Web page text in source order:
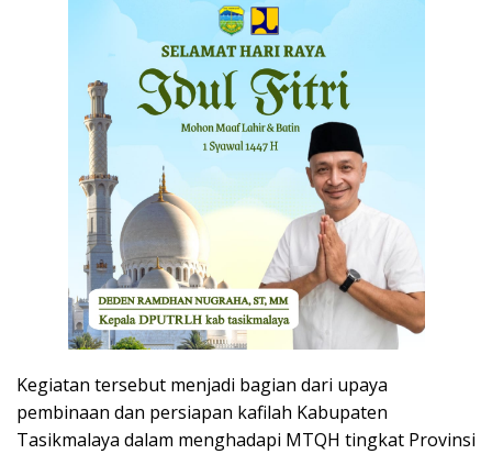
Kegiatan tersebut menjadi bagian dari upaya
pembinaan dan persiapan kafilah Kabupaten
Tasikmalaya dalam menghadapi MTQH tingkat Provinsi